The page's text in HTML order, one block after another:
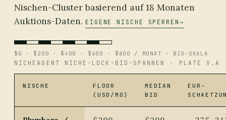
Nischen-Cluster basierend auf 18 Monaten
Auktions-Daten. EIGENE NISCHE SPERREN
$0 · $200 · $400 · $600 · $800 / MONAT · BID-SKALA
NICHEAGENT NICHE-LOCK-BID-SPANNEN · PLATE V.A
NISCHE
FLOOR
(USD/MO)
MEDIAN
BID
EUR-